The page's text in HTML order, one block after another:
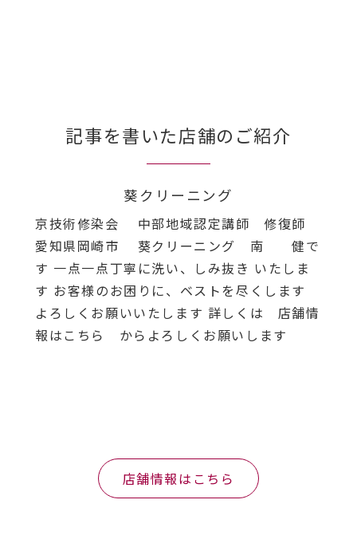
記事を書いた店舗のご紹介
葵クリーニング
京技術修染会 中部地域認定講師 修復師
愛知県岡崎市 葵クリーニング 南 健で
す 一点一点丁寧に洗い、しみ抜き いたしま
す お客様のお困りに、ベストを尽くします
よろしくお願いいたします 詳しくは 店舗情
報はこちら からよろしくお願いします
店舗情報はこちら